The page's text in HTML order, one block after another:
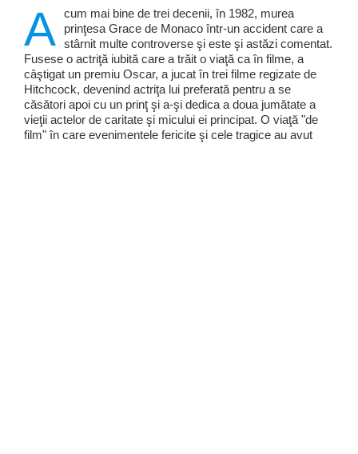
A cum mai bine de trei decenii, în 1982, murea
prinţesa Grace de Monaco într-un accident care a
stârnit multe controverse şi este şi astăzi comentat.
Fusese o actriţă iubită care a trăit o viaţă ca în filme, a
câştigat un premiu Oscar, a jucat în trei filme regizate de
Hitchcock, devenind actriţa lui preferată pentru a se
căsători apoi cu un prinţ şi a-şi dedica a doua jumătate a
vieţii actelor de caritate şi micului ei principat. O viaţă "de
film" în care evenimentele fericite şi cele tragice au avut